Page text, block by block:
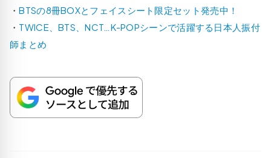
・BTSの8冊BOXとフェイスシート限定セット発売中！
・ TWICE、BTS、NCT…K-POPシーンで活躍する日本人振付
師まとめ